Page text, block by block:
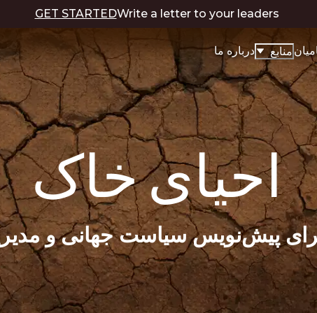
Write a letter to your leaders
GET STARTED
منابع درباره ما
احیای خاک
پیش‌نویس سیاست جهانی و